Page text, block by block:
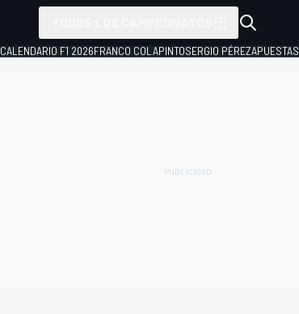
CALENDARIO F1 2026FRANCO COLAPINTOSERGIO PÉREZAPUESTAS